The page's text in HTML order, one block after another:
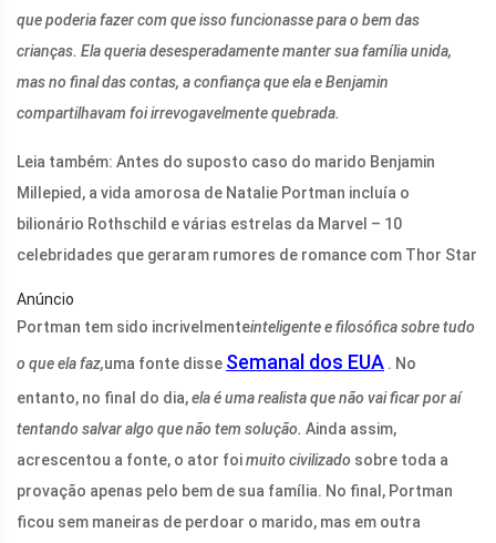
que poderia fazer com que isso funcionasse para o bem das
crianças. Ela queria desesperadamente manter sua família unida,
mas no final das contas, a confiança que ela e Benjamin
compartilhavam foi irrevogavelmente quebrada.
Leia também: Antes do suposto caso do marido Benjamin
Millepied, a vida amorosa de Natalie Portman incluía o
bilionário Rothschild e várias estrelas da Marvel – 10
celebridades que geraram rumores de romance com Thor Star
Anúncio
Portman tem sido incrivelmenteinteligente e filosófica sobre tudo
o que ela faz,uma fonte disse Semanal dos EUA . No
entanto, no final do dia,ela é uma realista que não vai ficar por aí
tentando salvar algo que não tem solução. Ainda assim,
acrescentou a fonte, o ator foimuito civilizado sobre toda a
provação apenas pelo bem de sua família. No final, Portman
ficou sem maneiras de perdoar o marido, mas em outra